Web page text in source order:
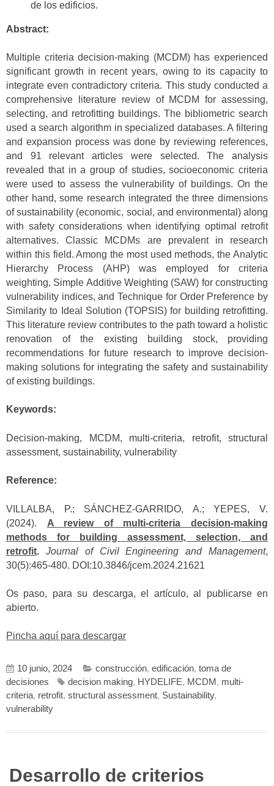
de los edificios.
Abstract:
Multiple criteria decision-making (MCDM) has experienced
significant growth in recent years, owing to its capacity to
integrate even contradictory criteria. This study conducted a
comprehensive literature review of MCDM for assessing,
selecting, and retrofitting buildings. The bibliometric search
used a search algorithm in specialized databases. A filtering
and expansion process was done by reviewing references,
and 91 relevant articles were selected. The analysis
revealed that in a group of studies, socioeconomic criteria
were used to assess the vulnerability of buildings. On the
other hand, some research integrated the three dimensions
of sustainability (economic, social, and environmental) along
with safety considerations when identifying optimal retrofit
alternatives. Classic MCDMs are prevalent in research
within this field. Among the most used methods, the Analytic
Hierarchy Process (AHP) was employed for criteria
weighting, Simple Additive Weighting (SAW) for constructing
vulnerability indices, and Technique for Order Preference by
Similarity to Ideal Solution (TOPSIS) for building retrofitting.
This literature review contributes to the path toward a holistic
renovation of the existing building stock, providing
recommendations for future research to improve decision-
making solutions for integrating the safety and sustainability
of existing buildings.
Keywords:
Decision-making, MCDM, multi-criteria, retrofit, structural
assessment, sustainability, vulnerability
Reference:
VILLALBA, P.; SÁNCHEZ-GARRIDO, A.; YEPES, V.
(2024). A review of multi-criteria decision-making
methods for building assessment, selection, and
retrofit. Journal of Civil Engineering and Management,
30(5):465-480. DOI:10.3846/jcem.2024.21621
Os paso, para su descarga, el artículo, al publicarse en
abierto.
Pincha aquí para descargar
10 junio, 2024 construcción, edificación, toma de
decisiones
decision making, HYDELIFE, MCDM , multi-
criteria, retrofit, structural assessment, Sustainability,
vulnerability
Desarrollo de criterios